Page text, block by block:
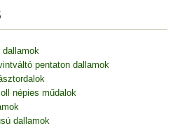
dallamok
pentaton dallamok
népies műdalok
dallamok